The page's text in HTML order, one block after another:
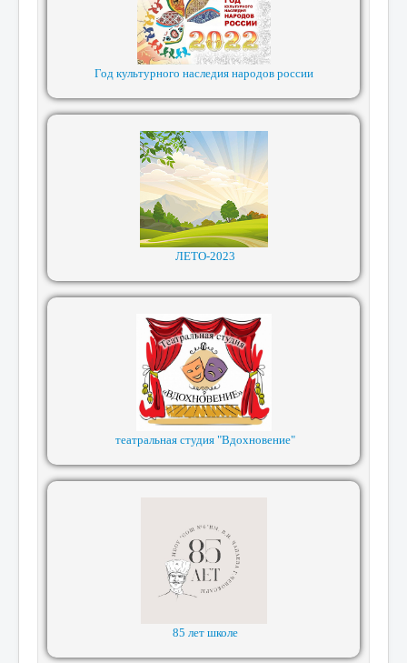
Год культурного наследия народов россии
ЛЕТО-2023
театральная студия "Вдохновение"
85 лет школе